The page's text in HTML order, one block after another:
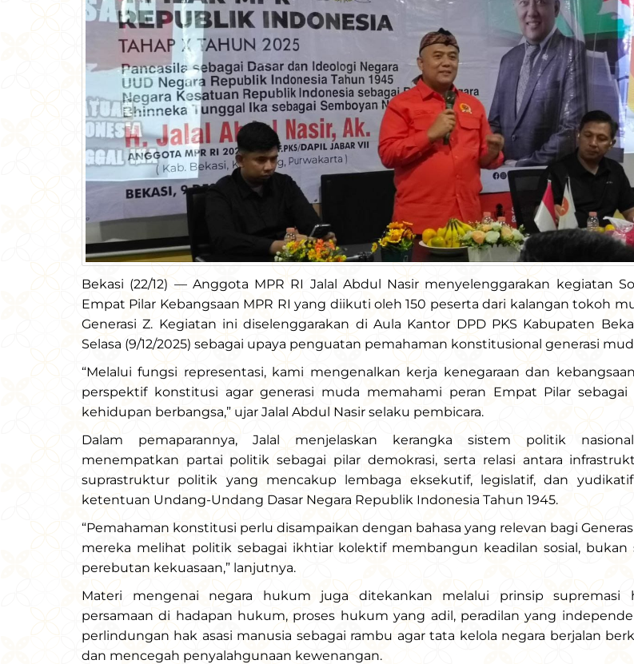
Bekasi (22/12) — Anggota MPR RI Jalal Abdul Nasir menyelenggarakan kegiatan
Empat Pilar Kebangsaan MPR RI yang diikuti oleh 150 peserta dari kalangan tokoh
Generasi Z. Kegiatan ini diselenggarakan di Aula Kantor DPD PKS Kabupaten
Selasa (9/12/2025) sebagai upaya penguatan pemahaman konstitusional generasi
“Melalui fungsi representasi, kami mengenalkan kerja kenegaraan dan
perspektif konstitusi agar generasi muda memahami peran Empat Pilar sebagai
kehidupan berbangsa,” ujar Jalal Abdul Nasir selaku pembicara.
Dalam pemaparannya, Jalal menjelaskan kerangka sistem politik
menempatkan partai politik sebagai pilar demokrasi, serta relasi antara
suprastruktur politik yang mencakup lembaga eksekutif, legislatif, dan yudikatif
ketentuan Undang-Undang Dasar Negara Republik Indonesia Tahun 1945.
“Pemahaman konstitusi perlu disampaikan dengan bahasa yang relevan bagi
mereka melihat politik sebagai ikhtiar kolektif membangun keadilan sosial, bukan
perebutan kekuasaan,” lanjutnya.
Materi mengenai negara hukum juga ditekankan melalui prinsip supremasi
persamaan di hadapan hukum, proses hukum yang adil, peradilan yang
perlindungan hak asasi manusia sebagai rambu agar tata kelola negara berjalan
dan mencegah penyalahgunaan kewenangan.